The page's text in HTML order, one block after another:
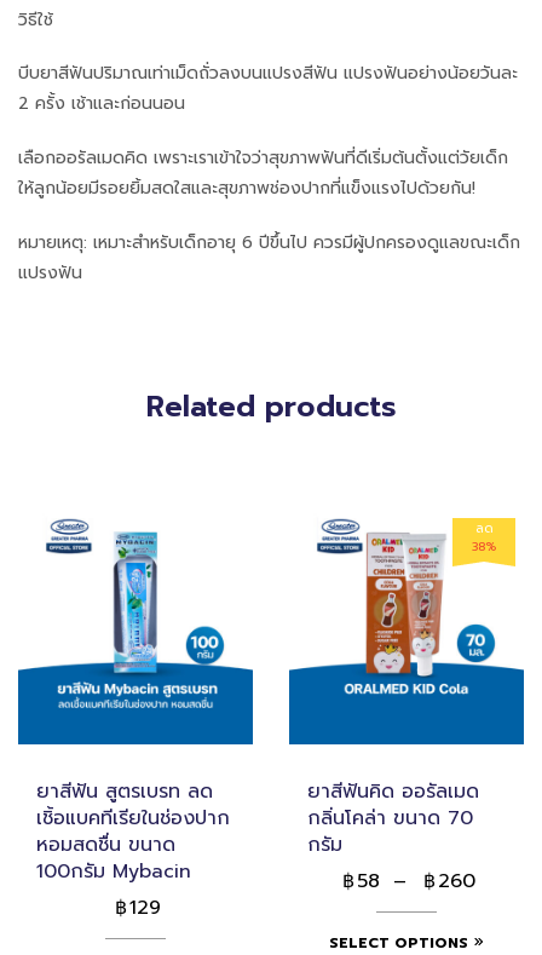
วิธีใช้
บีบยาสีฟันปริมาณเท่าเม็ดถั่วลงบนแปรงสีฟัน แปรงฟันอย่างน้อยวันละ
2 ครั้ง เช้าและก่อนนอน
เลือกออรัลเมดคิด เพราะเราเข้าใจว่าสุขภาพฟันที่ดีเริ่มต้นตั้งแต่วัยเด็ก
ให้ลูกน้อยมีรอยยิ้มสดใสและสุขภาพช่องปากที่แข็งแรงไปด้วยกัน!
หมายเหตุ: เหมาะสำหรับเด็กอายุ 6 ปีขึ้นไป ควรมีผู้ปกครองดูแลขณะเด็ก
แปรงฟัน
Related products
ยาสีฟัน สูตรเบรท ลด
เชิ้อแบคทีเรียในช่องปาก
หอมสดชื่น ขนาด
100กรัม Mybacin
฿129
ลด
38%
ยาสีฟันคิด ออรัลเมด
กลิ่นโคล่า ขนาด 70
กรัม
฿58 – ฿260
SELECT OPTIONS